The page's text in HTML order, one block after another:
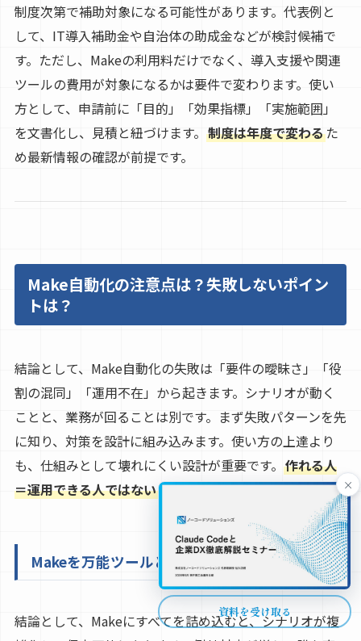
制度次第で補助対象になる可能性があります。代表例と
して、IT導入補助金や自治体の助成金などが検討候補で
す。ただし、Makeの利用料だけでなく、導入支援や関連
ツールの費用が対象になるかは要件で変わります。使い
方として、申請前に「目的」「効果指標」「実施範囲」
を文書化し、見積と紐づけます。 制度は年度で変わるた
め最新情報の確認が前提です。
Make自動化の注意点は？失敗しないポイン
トは？
結論として、Make自動化の失敗は「要件の曖昧さ」「役
割の混同」「運用不在」から起きます。シナリオが動く
ことと、業務が回ることは別です。まず失敗パターンを先
に知り、対策を設計に組み込みます。使い方の上達より
も、仕組みとして壊れにくい設計が重要です。 作れる人
＝運用できる人ではない点が落とし穴です。
Makeを万能ツールとして扱うと何が起きる？
結論として、Makeにすべてを詰め込むと、シナリオが複
×
資料を受け取る